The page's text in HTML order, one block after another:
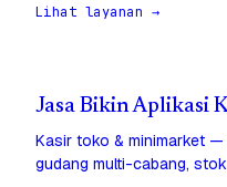
Lihat layanan →
Jasa Bikin Aplikasi
Kasir toko & minimarket
gudang multi-cabang,